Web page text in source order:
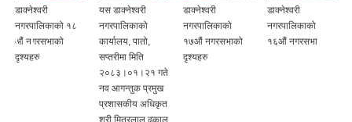
डाक्नेश्वरी
नगरपालिकाको १८
औं नगरसभाको
दृश्यहरु
यस डाक्नेश्वरी
नगरपालिकाको
कार्यालय, पातो,
सप्तरीमा मिति
२०८३।०१।२१ गते
नव आगन्तुक प्रमुख
प्रशासकीय अधिकृत
श्री मित्रलाल ढकाल
डाक्नेश्वरी
नगरपालिकाको
१७औं नगरसभाको
दृश्यहरु
डाक्नेश्वरी
नगरपालिकाको
१६औं नगरसभा